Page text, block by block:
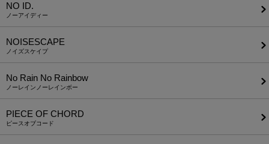
NO ID.
ノーアイディー
NOISESCAPE
ノイズスケイプ
No Rain No Rainbow
ノーレインノーレインボー
PIECE OF CHORD
ピースオブコード